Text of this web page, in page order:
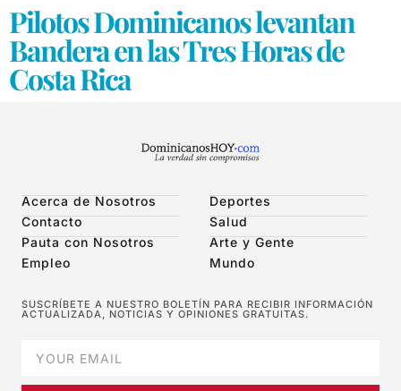
Pilotos Dominicanos levantan
Bandera en las Tres Horas de
Costa Rica
Acerca de Nosotros
Contacto
Pauta con Nosotros
Empleo
Deportes
Salud
Arte y Gente
Mundo
SUSCRÍBETE A NUESTRO BOLETÍN PARA RECIBIR INFORMACIÓN
ACTUALIZADA, NOTICIAS Y OPINIONES GRATUITAS.